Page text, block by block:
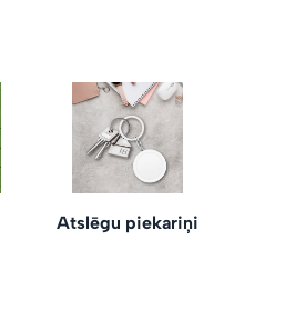
Atslēgu piekariņi